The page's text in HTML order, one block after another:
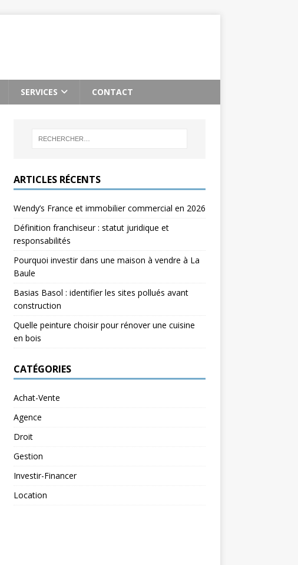
SERVICES CONTACT
ARTICLES RÉCENTS
Wendy’s France et immobilier commercial en 2026
Définition franchiseur : statut juridique et
responsabilités
Pourquoi investir dans une maison à vendre à La
Baule
Basias Basol : identifier les sites pollués avant
construction
Quelle peinture choisir pour rénover une cuisine
en bois
CATÉGORIES
Achat-Vente
Agence
Droit
Gestion
Investir-Financer
Location